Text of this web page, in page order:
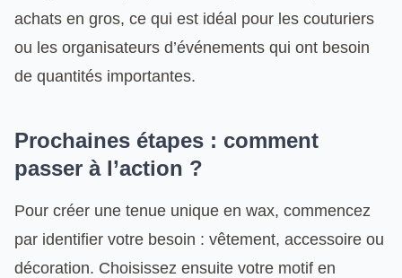
achats en gros, ce qui est idéal pour les couturiers
ou les organisateurs d’événements qui ont besoin
de quantités importantes.
Prochaines étapes : comment
passer à l’action ?
Pour créer une tenue unique en wax, commencez
par identifier votre besoin : vêtement, accessoire ou
décoration. Choisissez ensuite votre motif en